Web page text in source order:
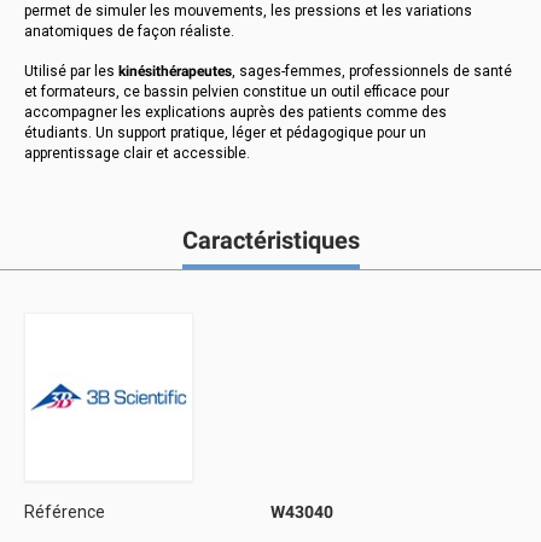
permet de simuler les mouvements, les pressions et les variations
anatomiques de façon réaliste.
Utilisé par les kinésithérapeutes , sages-femmes, professionnels de santé
et formateurs, ce bassin pelvien constitue un outil efficace pour
accompagner les explications auprès des patients comme des
étudiants. Un support pratique, léger et pédagogique pour un
apprentissage clair et accessible.
Caractéristiques
Référence W43040